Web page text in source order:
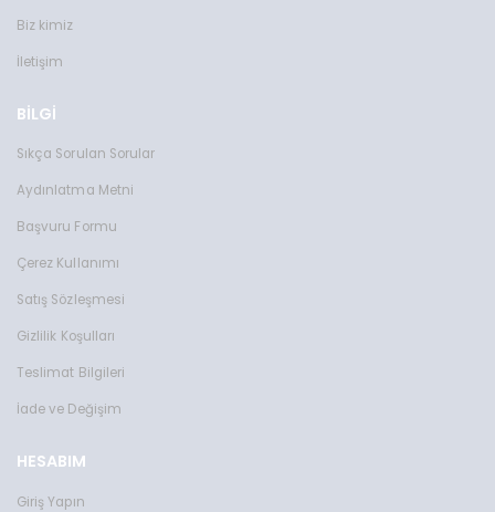
Biz kimiz
İletişim
BİLGİ
Sıkça Sorulan Sorular
Aydınlatma Metni
Başvuru Formu
Çerez Kullanımı
Satış Sözleşmesi
Gizlilik Koşulları
Teslimat Bilgileri
İade ve Değişim
HESABIM
Giriş Yapın